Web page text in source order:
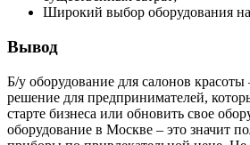
Широкий выбор оборудования
Вывод
Б/у оборудование для салонов красоты
решение для предпринимателей,
старте бизнеса или обновить свое
оборудование в Москве – это значит